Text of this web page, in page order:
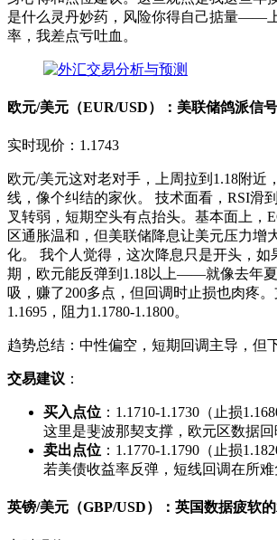
是什么灵丹妙药，风险你得自己掂量——
率，我差点亏吐血。
欧元/美元（EUR/USD）：美联储鸽派信
实时现价：1.1743
欧元/美元这对老对手，上周拉到1.18附近
线，像个纠结的家伙。 技术面看，RSI滑
叉转弱，短期空头有点抬头。基本面上，
区通胀温和，但美联储降息让美元压力增
化。 我个人觉得，这次降息只是开头，如
期，欧元能反弹到1.18以上——就像去年
吸，赚了200多点，但回调时止损也肉疼。
1.1695，阻力1.1780-1.1800。
趋势总结：中性偏空，短期回调主导，但
交易建议 ：
买入点位 ：1.1710-1.1730（止损
这里是斐波那契支撑，欧元区数据回
卖出点位 ：1.1770-1.1790（止损
若美债收益率反弹，短线回调在所难
英镑/美元（GBP/USD）：英国数据疲软